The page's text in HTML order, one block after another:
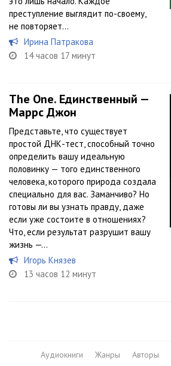
преступление выглядит по-своему,
не повторяет...
Ирина Патракова
14 часов 17 минут
The One. Единственный —
Маррс Джон
Представьте, что существует
простой ДНК-тест, способный точно
определить вашу идеальную
половинку — того единственного
человека, которого природа создала
специально для вас. Заманчиво? Но
готовы ли вы узнать правду, даже
если уже состоите в отношениях?
Что, если результат разрушит вашу
жизнь —...
Игорь Князев
13 часов 12 минут
Аудиокниги Жанры Авторы